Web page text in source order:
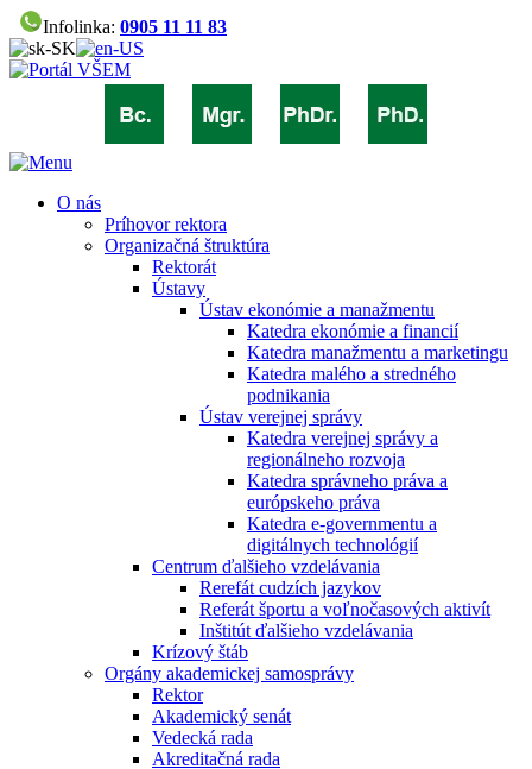
Infolinka: 0905 11 11 83
O nás
Príhovor rektora
Organizačná štruktúra
Rektorát
Ústavy
Ústav ekonómie a manažmentu
Katedra ekonómie a financií
Katedra manažmentu a marketingu
Katedra malého a stredného
podnikania
Ústav verejnej správy
Katedra verejnej správy a
regionálneho rozvoja
Katedra správneho práva a
európskeho práva
Katedra e-governmentu a
digitálnych technológií
Centrum ďalšieho vzdelávania
Rerefát cudzích jazykov
Referát športu a voľnočasových aktivít
Inštitút ďalšieho vzdelávania
Krízový štáb
Orgány akademickej samosprávy
Rektor
Akademický senát
Vedecká rada
Akreditačná rada